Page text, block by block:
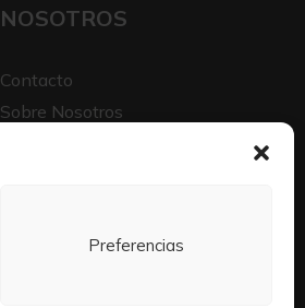
Preferencias
NOSOTROS
Contacto
Sobre Nosotros